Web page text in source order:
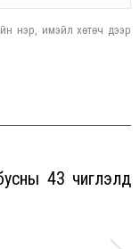
нэр, имэйл хөтөч дээр
43 чиглэлд